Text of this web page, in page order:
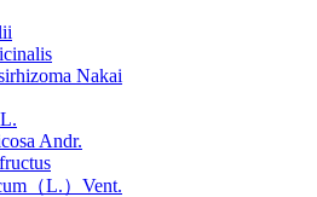
Nakai
Andr.
（L.）Vent.